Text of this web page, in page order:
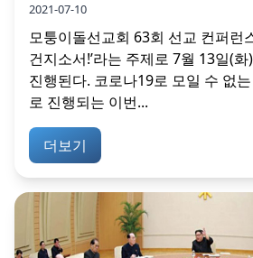
2021-07-10
모퉁이돌선교회 63회 선교 컨퍼런
건지소서!’라는 주제로 7월 13일(
진행된다. 코로나19로 모일 수 없
로 진행되는 이번...
더보기